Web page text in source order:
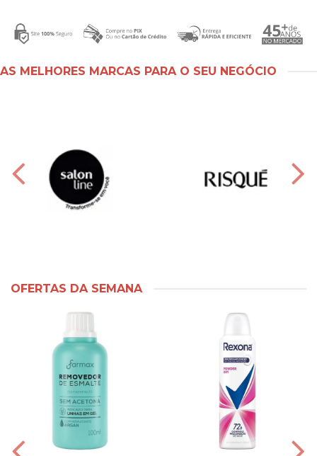
AS MELHORES MARCAS PARA O SEU NEGÓCIO
OFERTAS DA SEMANA